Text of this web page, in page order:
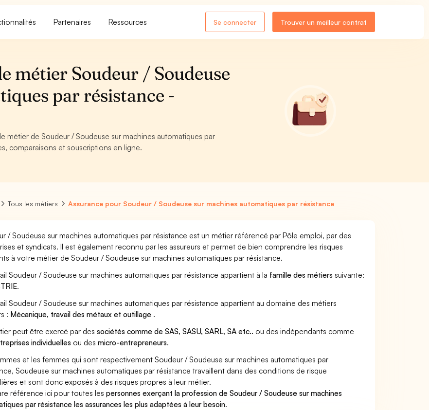
Partenaires Ressources Se connecter Trouver un meilleur contrat
métier Soudeur / Soudeuse
par résistance -
métier de Soudeur / Soudeuse sur machines automatiques par
comparaisons et souscriptions en ligne.
Tous les métiers Assurance pour Soudeur / Soudeuse sur machines automatiques par résistance
/ Soudeuse sur machines automatiques par résistance est un métier référencé par Pôle emploi, par des
et syndicats. Il est également reconnu par les assureurs et permet de bien comprendre les risques
à votre métier de Soudeur / Soudeuse sur machines automatiques par résistance.
Soudeur / Soudeuse sur machines automatiques par résistance appartient à la famille des métiers suivante:
.
Soudeur / Soudeuse sur machines automatiques par résistance appartient au domaine des métiers
: Mécanique, travail des métaux et outillage .
peut être exercé par dessociétés comme de SAS, SASU, SARL, SA etc.. ou des indépendants comme
individuelles ou desmicro-entrepreneurs.
et les femmes qui sont respectivement Soudeur / Soudeuse sur machines automatiques par
Soudeuse sur machines automatiques par résistance travaillent dans des conditions de risque
et sont donc exposés à des risques propres à leur métier.
référence ici pour toutes lespersonnes exerçant la profession de Soudeur / Soudeuse sur machines
par résistance les assurances les plus adaptées à leur besoin.